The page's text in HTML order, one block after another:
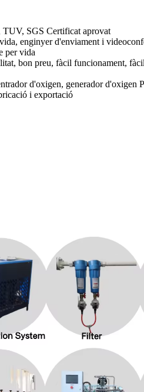
SGS Certificat aprovat
enginyer d'enviament i
per vida
bon preu, fàcil funcionament,
d'oxigen, generador d'oxigen
i exportació